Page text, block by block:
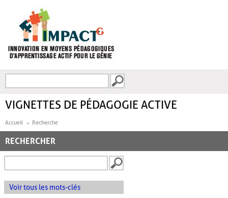
FORMULAIRE DE
VIGNETTES DE PÉDAGOGIE ACTIVE
Accueil Recherche
RECHERCHER
Voir tous les mots-clés